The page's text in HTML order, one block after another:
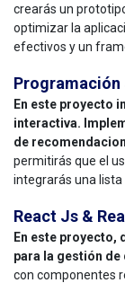
crearás un
optimizar la
efectivos y un
Programación
En este proyecto
interactiva.
de
permitirás que el
integrarás una lista
React Js &
En este proyecto,
para la gestión de
con componentes